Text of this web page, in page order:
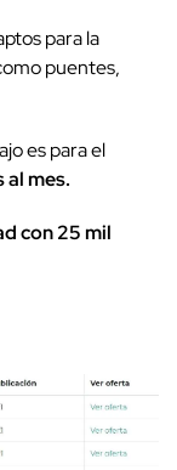
para la
puentes,
es para el
mes.
con 25 mil